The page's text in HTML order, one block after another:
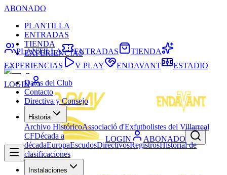
ABONADO
PLANTILLA
ENTRADAS
TIENDA
EXPERIENCIAS
LOGIN
LOGIN ABONADO
PLANTILLA ENTRADAS
TIENDA
EXPERIENCIAS
V PLAY ENDAVANT
ESTADIO
Datos del Club
Contacto
Directiva y Consejo
Historia
Archivo HistóricoAssociació d'Exfutbolistes del Villarreal
CFDécada a
décadaEuropaEscudosDirectivosRegistrosHistorial de
clasificaciones
Instalaciones